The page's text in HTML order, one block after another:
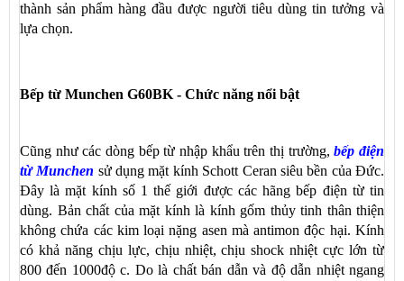
thành sản phẩm hàng đầu được người tiêu dùng tin tưởng và
lựa chọn.
Bếp từ Munchen G60BK - Chức năng nổi bật
Cũng như các dòng bếp từ nhập khẩu trên thị trường,bếp điện
từ Munchen sử dụng mặt kính Schott Ceran siêu bền của Đức.
Đây là mặt kính số 1 thế giới được các hãng bếp điện từ tin
dùng. Bản chất của mặt kính là kính gốm thủy tinh thân thiện
không chứa các kim loại nặng asen mà antimon độc hại. Kính
có khả năng chịu lực, chịu nhiệt, chịu shock nhiệt cực lớn từ
800 đến 1000độ c. Do là chất bán dẫn và độ dẫn nhiệt ngang